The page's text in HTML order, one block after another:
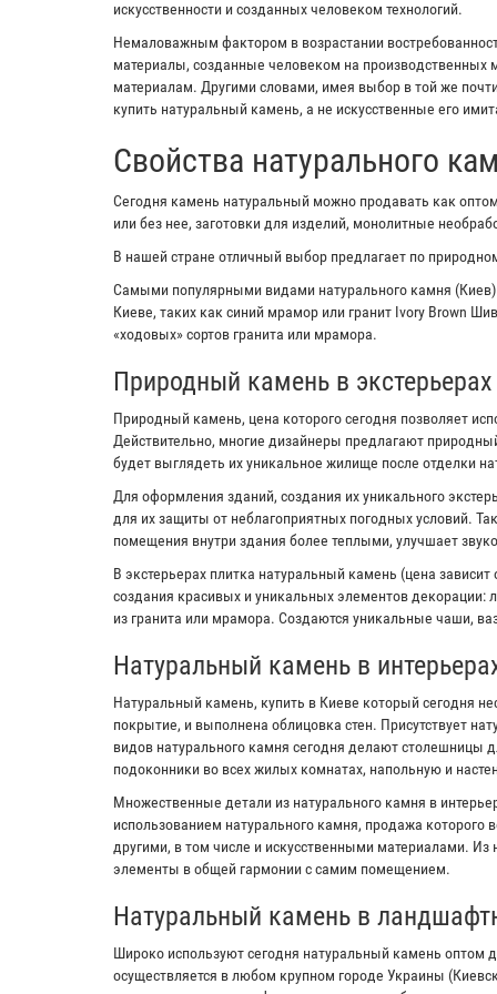
искусственности и созданных человеком технологий.
Немаловажным фактором в возрастании
материалы, созданные человеком на
материалам. Другими словами, имея выбор в той же
купить натуральный камень, а не искусственные его
Свойства натурального
Сегодня камень натуральный можно продавать как
или без нее, заготовки для изделий, монолитные
В нашей стране отличный выбор предлагает по
Самыми популярными видами натурального камня
Киеве, таких как синий мрамор или гранит Ivory Brown
«ходовых» сортов гранита или мрамора.
Природный камень в экстерьерах
Природный камень, цена которого сегодня позволяет
Действительно, многие дизайнеры предлагают
будет выглядеть их уникальное жилище после отделки
Для оформления зданий, создания их уникального
для их защиты от неблагоприятных погодных условий.
помещения внутри здания более теплыми, улучшает
В экстерьерах плитка натуральный камень (цена
создания красивых и уникальных элементов
из гранита или мрамора. Создаются уникальные чаши,
Натуральный камень в
Натуральный камень, купить в Киеве который сегодня
покрытие, и выполнена облицовка стен. Присутствует
видов натурального камня сегодня делают столешницы
подоконники во всех жилых комнатах, напольную и
Множественные детали из натурального камня в
использованием натурального камня, продажа
другими, в том числе и искусственными материалами.
элементы в общей гармонии с самим помещением.
Натуральный камень в
Широко используют сегодня натуральный камень
осуществляется в любом крупном городе Украины